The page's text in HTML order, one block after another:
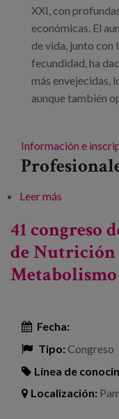
XXI, con
económicas. El
de vida, junto con
fecundidad, ha
más envejecidas,
aunque también
Información e
Leer más
41 congreso
de
Metabolismo
Fecha:
Tipo:Congreso
Línea de
Localización: